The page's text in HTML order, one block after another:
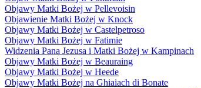
Objawy Matki Bożej w Pellevoisin
Objawienie Matki Bożej w Knock
Objawy Matki Bożej w Castelpetroso
Objawy Matki Bożej w Fatimie
Widzenia Pana Jezusa i Matki Bożej w Kampinach
Objawy Matki Bożej w Beauraing
Objawy Matki Bożej w Heede
Objawy Matki Bożej na Ghiaiach di Bonate